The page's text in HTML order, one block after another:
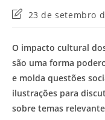
Última
post:
23 de setembro
O impacto cultural
são uma forma
e molda questões
ilustrações para
sobre temas